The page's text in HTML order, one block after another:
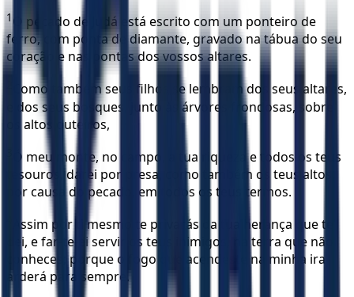
1 O pecado de Judá está escrito com um ponteiro de
ferro, com ponta de diamante, gravado na tábua do seu
coração e nas pontas dos vossos altares.
Como também seus filhos se lembram dos seus altares,
e dos seus bosques, junto às árvores frondosas, sobre
os altos outeiros,
Ó meu monte, no campo, a tua riqueza e todos os teus
tesouros, darei por presa, como também os teus altos,
por causa do pecado, em todos os teus termos.
Assim por ti mesmo te privarás da tua herança que te
dei, e far-te-ei servir os teus inimigos, na terra que não
conheces; porque o fogo que acendeste na minha ira
arderá para sempre.